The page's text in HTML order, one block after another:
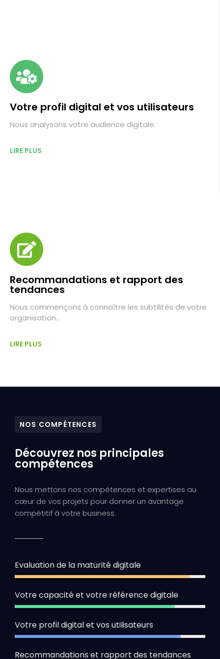
Votre profil digital et vos utilisateurs
Nous analysons votre audience digitale.
LIRE PLUS
Recommandations et rapport des
tendances
Nous commençons à connaître les subtilités de votre
organisation…
LIRE PLUS
NOS COMPÉTENCES
Découvrez nos principales
compétences
Nous mettons nos compétences et expertises au
cœur de vos projets pour donner un avantage
compétitif à votre business.
Evaluation de la maturité digitale
92%
Votre capacité et votre référence digitale
84%
Votre profil digital et vos utilisateurs
87%
Recommandations et rapport des tendances